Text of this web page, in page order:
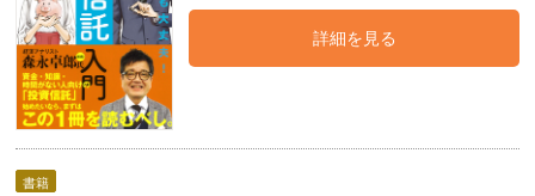
詳細を見る
書籍